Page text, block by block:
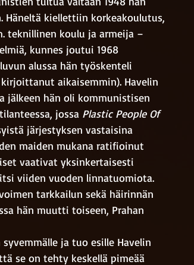
kiellettiin korkeakoulutus,
teknillinen koulu ja armeija –
kunnes joutui 1968
alussa hän työskenteli
aikaisemmin). Havelin
jälkeen hän oli kommunistisen
jossa Plastic People Of
järjestyksen vastaisina
maiden mukana ratifioinut
vaativat yksinkertaisesti
viiden vuoden linnatuomiota.
tarkkailun sekä häirinnän
hän muutti toiseen, Prahan
ja tuo esille Havelin
se on tehty keskellä pimeää